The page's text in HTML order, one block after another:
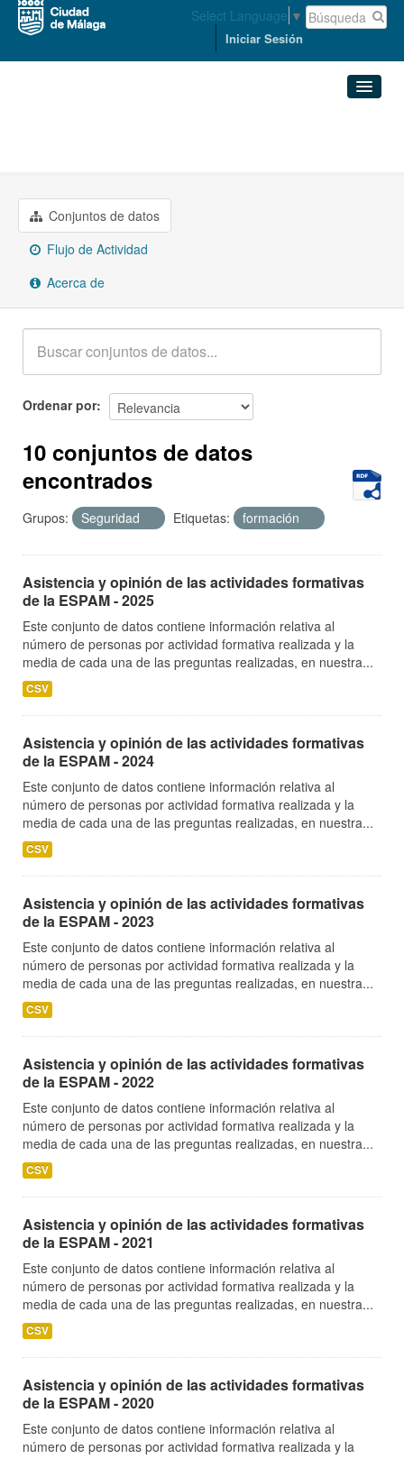
Select Language ▼
Iniciar Sesión
Grupos
Acerca de
Conjuntos de datos
Flujo de Actividad
Acerca de
Ordenar por
10 conjuntos de datos
encontrados
Grupos: Seguridad Etiquetas: formación
Asistencia y opinión de las actividades formativas
de la ESPAM - 2025
Este conjunto de datos contiene información relativa al
número de personas por actividad formativa realizada y la
media de cada una de las preguntas realizadas, en nuestra...
CSV
Asistencia y opinión de las actividades formativas
de la ESPAM - 2024
Este conjunto de datos contiene información relativa al
número de personas por actividad formativa realizada y la
media de cada una de las preguntas realizadas, en nuestra...
CSV
Asistencia y opinión de las actividades formativas
de la ESPAM - 2023
Este conjunto de datos contiene información relativa al
número de personas por actividad formativa realizada y la
media de cada una de las preguntas realizadas, en nuestra...
CSV
Asistencia y opinión de las actividades formativas
de la ESPAM - 2022
Este conjunto de datos contiene información relativa al
número de personas por actividad formativa realizada y la
media de cada una de las preguntas realizadas, en nuestra...
CSV
Asistencia y opinión de las actividades formativas
de la ESPAM - 2021
Este conjunto de datos contiene información relativa al
número de personas por actividad formativa realizada y la
media de cada una de las preguntas realizadas, en nuestra...
CSV
Asistencia y opinión de las actividades formativas
de la ESPAM - 2020
Este conjunto de datos contiene información relativa al
número de personas por actividad formativa realizada y la